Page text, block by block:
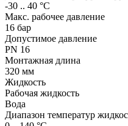
-30 .. 40 °C
Макс. рабочее давление
16 бар
Допустимое давление
PN 16
Монтажная длина
320 мм
Жидкость
Рабочая жидкость
Вода
Диапазон температур